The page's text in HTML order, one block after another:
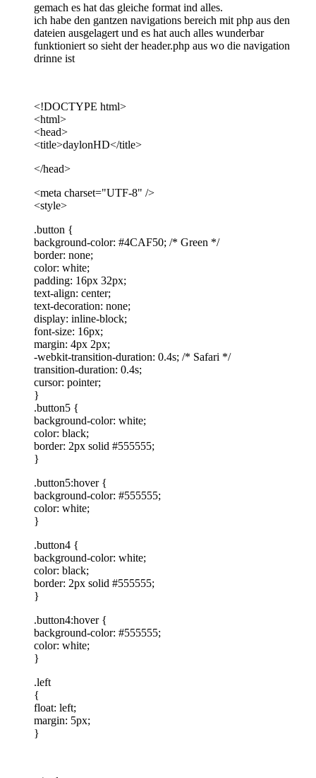
gemach es hat das gleiche format ind alles.
ich habe den gantzen navigations bereich mit php aus den
dateien ausgelagert und es hat auch alles wunderbar
funktioniert so sieht der header.php aus wo die navigation
drinne ist
<!DOCTYPE html>
<html>
<head>
<title>daylonHD</title>
</head>
<meta charset="UTF-8" />
<style>
.button {
background-color: #4CAF50; /* Green */
border: none;
color: white;
padding: 16px 32px;
text-align: center;
text-decoration: none;
display: inline-block;
font-size: 16px;
margin: 4px 2px;
-webkit-transition-duration: 0.4s; /* Safari */
transition-duration: 0.4s;
cursor: pointer;
}
.button5 {
background-color: white;
color: black;
border: 2px solid #555555;
}
.button5:hover {
background-color: #555555;
color: white;
}
.button4 {
background-color: white;
color: black;
border: 2px solid #555555;
}
.button4:hover {
background-color: #555555;
color: white;
}
.left
{
float: left;
margin: 5px;
}